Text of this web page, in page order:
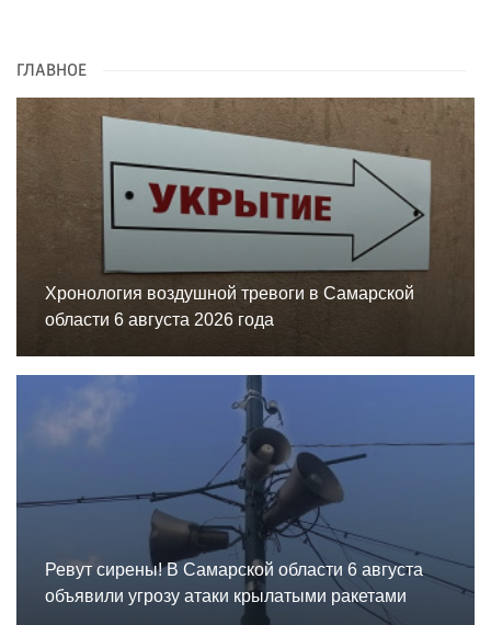
ГЛАВНОЕ
Хронология воздушной тревоги в Самарской
области 6 августа 2026 года
Ревут сирены! В Самарской области 6 августа
объявили угрозу атаки крылатыми ракетами